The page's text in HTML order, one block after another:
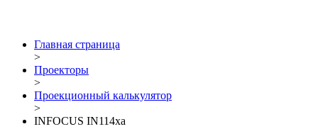
Главная страница
>
Проекторы
>
Проекционный калькулятор
>
INFOCUS IN114xa